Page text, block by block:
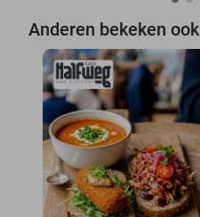
Anderen bekeken ook